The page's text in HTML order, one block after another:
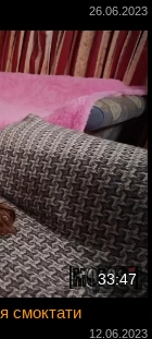
26.06.2023
33:47
смоктати
12.06.2023